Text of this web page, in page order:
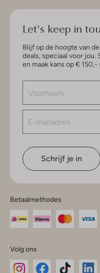
Let's keep in
Blijf op de hoogte van
deals, speciaal voor
en maak kans op €
Schrijf je in
Betaalmethodes
Volg ons